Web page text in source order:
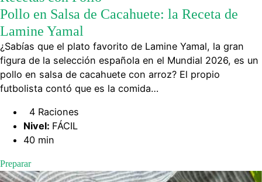
Pollo en Salsa de Cacahuete: la Receta de
Lamine Yamal
¿Sabías que el plato favorito de Lamine Yamal, la gran
figura de la selección española en el Mundial 2026, es un
pollo en salsa de cacahuete con arroz? El propio
futbolista contó que es la comida…
4 Raciones
Nivel: FÁCIL
40 min
Preparar